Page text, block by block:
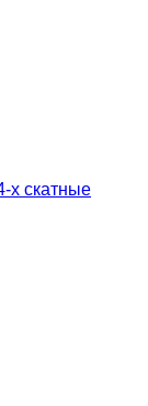
х скатные